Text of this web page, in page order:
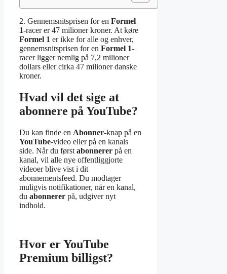
2. Gennemsnitsprisen for en Formel
1-racer er 47 milioner kroner. At køre
Formel 1 er ikke for alle og enhver,
gennemsnitsprisen for en Formel 1-
racer ligger nemlig på 7,2 milioner
dollars eller cirka 47 milioner danske
kroner.
Hvad vil det sige at
abonnere på YouTube?
Du kan finde en Abonner-knap på en
YouTube-video eller på en kanals
side. Når du først abonnerer på en
kanal, vil alle nye offentliggjorte
videoer blive vist i dit
abonnementsfeed. Du modtager
muligvis notifikationer, når en kanal,
du abonnerer på, udgiver nyt
indhold.
Hvor er YouTube
Premium billigst?